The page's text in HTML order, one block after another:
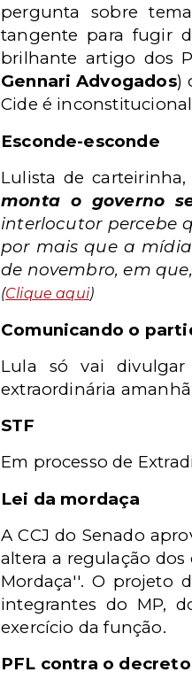
pergunta sobre
tangente para fugir
brilhante artigo dos
Gennari Advogados)
Cide é inconstitucional
Esconde-esconde
Lulista de
monta o governo
interlocutor percebe
por mais que a
de novembro, em
(Clique aqui)
Comunicando o
Lula só vai
extraordinária
STF
Em processo de
Lei da mordaça
A CCJ do Senado
altera a regulação
Mordaça''. O projeto
integrantes do MP,
exercício da função.
PFL contra o decreto